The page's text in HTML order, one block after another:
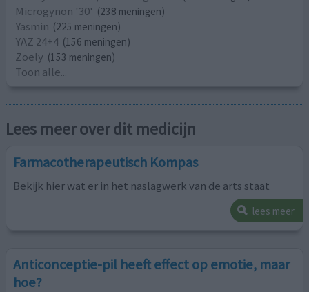
Microgynon '30' (238 meningen)
Yasmin (225 meningen)
YAZ 24+4 (156 meningen)
Zoely (153 meningen)
Toon alle...
Lees meer over dit medicijn
Farmacotherapeutisch Kompas
Bekijk hier wat er in het naslagwerk van de arts staat
lees meer
Anticonceptie-pil heeft effect op emotie, maar
hoe?